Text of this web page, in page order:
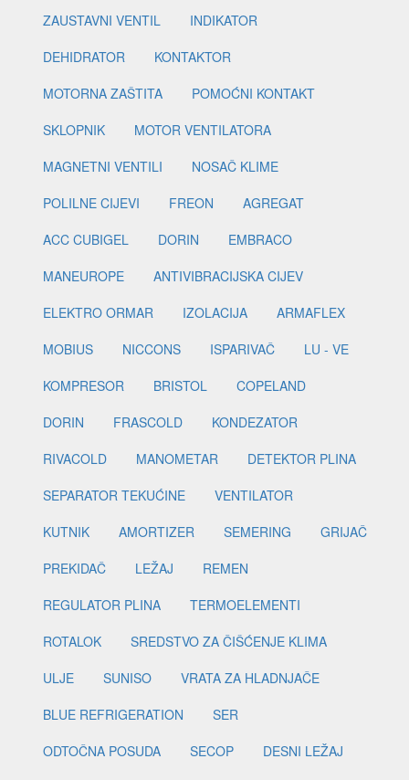
ZAUSTAVNI VENTIL
INDIKATOR
DEHIDRATOR
KONTAKTOR
MOTORNA ZAŠTITA
POMOĆNI KONTAKT
SKLOPNIK
MOTOR VENTILATORA
MAGNETNI VENTILI
NOSAČ KLIME
POLILNE CIJEVI
FREON
AGREGAT
ACC CUBIGEL
DORIN
EMBRACO
MANEUROPE
ANTIVIBRACIJSKA CIJEV
ELEKTRO ORMAR
IZOLACIJA
ARMAFLEX
MOBIUS
NICCONS ISPARIVAČ
LU - VE
KOMPRESOR
BRISTOL
COPELAND
DORIN
FRASCOLD
KONDEZATOR
RIVACOLD
MANOMETAR
DETEKTOR PLINA
SEPARATOR TEKUĆINE
VENTILATOR
KUTNIK
AMORTIZER SEMERING
GRIJAČ
PREKIDAČ
LEŽAJ
REMEN
REGULATOR PLINA
TERMOELEMENTI
ROTALOK
SREDSTVO ZA ČIŠĆENJE KLIMA
ULJE
SUNISO
VRATA ZA HLADNJAČE
BLUE REFRIGERATION
SER
ODTOČNA POSUDA
SECOP
DESNI LEŽAJ